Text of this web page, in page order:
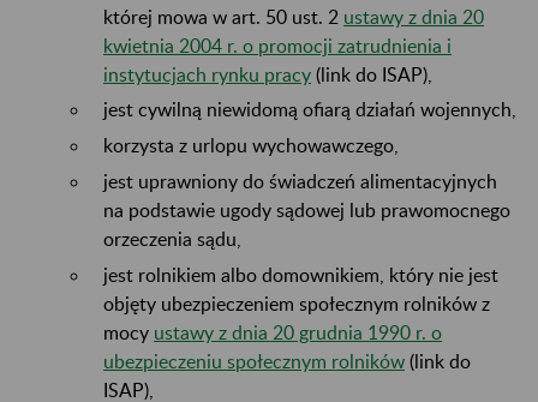
której mowa w art. 50 ust. 2 ustawy z dnia 20
kwietnia 2004 r. o promocji zatrudnienia i
instytucjach rynku pracy (link do ISAP),
jest cywilną niewidomą ofiarą działań wojennych,
korzysta z urlopu wychowawczego,
jest uprawniony do świadczeń alimentacyjnych
na podstawie ugody sądowej lub prawomocnego
orzeczenia sądu,
jest rolnikiem albo domownikiem, który nie jest
objęty ubezpieczeniem społecznym rolników z
mocy ustawy z dnia 20 grudnia 1990 r. o
ubezpieczeniu społecznym rolników (link do
ISAP),